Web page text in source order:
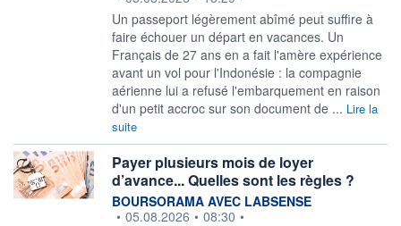
Un passeport légèrement abîmé peut suffire à
faire échouer un départ en vacances. Un
Français de 27 ans en a fait l'amère expérience
avant un vol pour l'Indonésie : la compagnie
aérienne lui a refusé l'embarquement en raison
d'un petit accroc sur son document de ... Lire la
suite
Payer plusieurs mois de loyer
d’avance... Quelles sont les règles ?
information fournie par
BOURSORAMA AVEC LABSENSE
• 05.08.2026 • 08:30 •